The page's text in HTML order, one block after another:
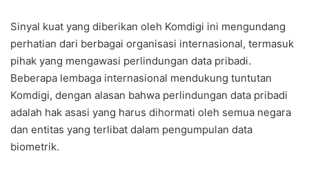
Sinyal kuat yang diberikan oleh Komdigi ini mengundang
perhatian dari berbagai organisasi internasional, termasuk
pihak yang mengawasi perlindungan data pribadi.
Beberapa lembaga internasional mendukung tuntutan
Komdigi, dengan alasan bahwa perlindungan data pribadi
adalah hak asasi yang harus dihormati oleh semua negara
dan entitas yang terlibat dalam pengumpulan data
biometrik.